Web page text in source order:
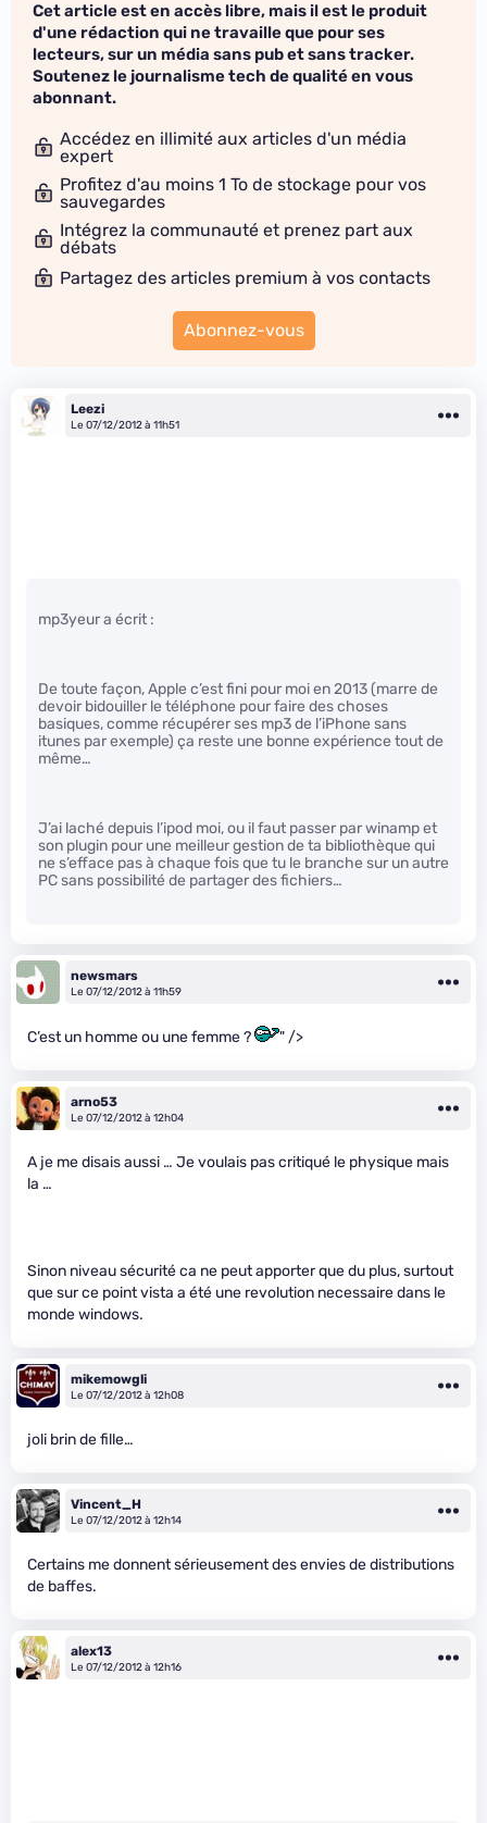
Cet article est en accès libre, mais il est le produit
d'une rédaction qui ne travaille que pour ses
lecteurs, sur un média sans pub et sans tracker.
Soutenez le journalisme tech de qualité en vous
abonnant.
Accédez en illimité aux articles d'un média
expert
Profitez d'au moins 1 To de stockage pour vos
sauvegardes
Intégrez la communauté et prenez part aux
débats
Partagez des articles premium à vos contacts
Abonnez-vous
Leezi
Le 07/12/2012 à 11h51
mp3yeur a écrit :
De toute façon, Apple c’est fini pour moi en 2013 (marre de
devoir bidouiller le téléphone pour faire des choses
basiques, comme récupérer ses mp3 de l’iPhone sans
itunes par exemple) ça reste une bonne expérience tout de
même…
J’ai laché depuis l’ipod moi, ou il faut passer par winamp et
son plugin pour une meilleur gestion de ta bibliothèque qui
ne s’efface pas à chaque fois que tu le branche sur un autre
PC sans possibilité de partager des fichiers…
newsmars
Le 07/12/2012 à 11h59
C’est un homme ou une femme ? " />
arno53
Le 07/12/2012 à 12h04
A je me disais aussi … Je voulais pas critiqué le physique mais
la …
Sinon niveau sécurité ca ne peut apporter que du plus, surtout
que sur ce point vista a été une revolution necessaire dans le
monde windows.
mikemowgli
Le 07/12/2012 à 12h08
joli brin de fille…
Vincent_H
Le 07/12/2012 à 12h14
Certains me donnent sérieusement des envies de distributions
de baffes.
alex13
Le 07/12/2012 à 12h16